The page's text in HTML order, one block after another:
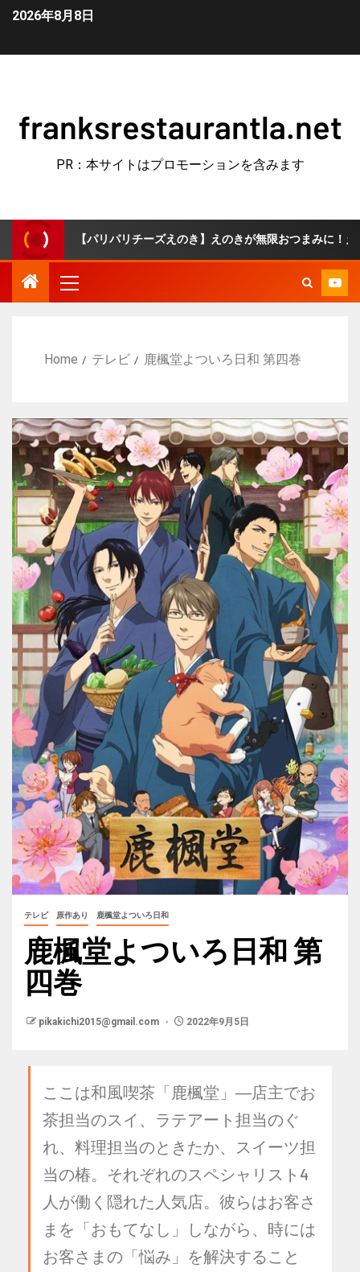
2026年8月8日
franksrestaurantla.net
PR：本サイトはプロモーションを含みます
パリパリチーズえのき】えのきが無限おつまみに！えのきとチーズだ
Home テレビ 鹿楓堂よついろ日和 第四巻
テレビ 原作あり 鹿楓堂よついろ日和
鹿楓堂よついろ日和 第
四巻
pikakichi2015@gmail.com 2022年9月5日
ここは和風喫茶「鹿楓堂」―店主でお
茶担当のスイ、ラテアート担当のぐ
れ、料理担当のときたか、スイーツ担
当の椿。それぞれのスペシャリスト4
人が働く隠れた人気店。彼らはお客さ
まを「おもてなし」しながら、時には
お客さまの「悩み」を解決すること